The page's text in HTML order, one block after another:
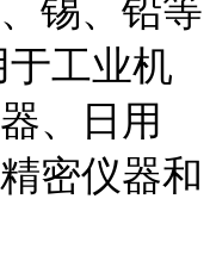
锡、铅等
工业机
、日用
密仪器和